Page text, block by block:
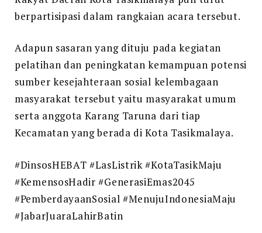
berpartisipasi dalam rangkaian acara tersebut.
Adapun sasaran yang dituju pada kegiatan
pelatihan dan peningkatan kemampuan potensi
sumber kesejahteraan sosial kelembagaan
masyarakat tersebut yaitu masyarakat umum
serta anggota Karang Taruna dari tiap
Kecamatan yang berada di Kota Tasikmalaya.
#DinsosHEBAT #LasListrik #KotaTasikMaju
#KemensosHadir #GenerasiEmas2045
#PemberdayaanSosial #MenujuIndonesiaMaju
#JabarJuaraLahirBatin